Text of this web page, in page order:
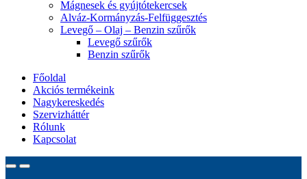
Mágnesek és gyújtótekercsek
Alváz-Kormányzás-Felfüggesztés
Levegő – Olaj – Benzin szűrők
Levegő szűrők
Benzin szűrők
Főoldal
Akciós termékeink
Nagykereskedés
Szervizháttér
Rólunk
Kapcsolat